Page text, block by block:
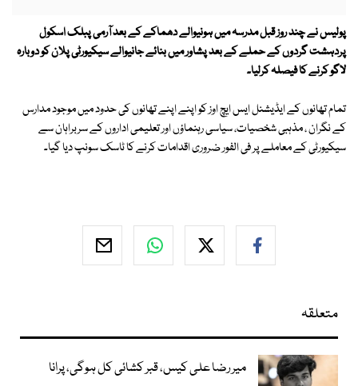
پولیس نے چند روز قبل مدرسہ میں ہونیوالے دھماکے کے بعد آرمی پبلک اسکول
پردہشت گردوں کے حملے کے بعد پشاور میں بنائے جانیوالے سیکیورٹی پلان کو دوبارہ
لاگو کرنے کا فیصلہ کرلیا۔
تمام تھانوں کے ایڈیشنل ایس ایچ اوز کو اپنے اپنے تھانوں کی حدود میں موجود مدارس
کے نگران ، مذہبی شخصیات، سیاسی رہنماؤں اور تعلیمی اداروں کے سربراہان سے
سیکیورٹی کے معاملے پر فی الفور ضروری اقدامات کرنے کا ٹاسک سونپ دیا گیا۔
متعلقہ
میر رضا علی کیس، قبر کشائی کل ہوگی، پرانا